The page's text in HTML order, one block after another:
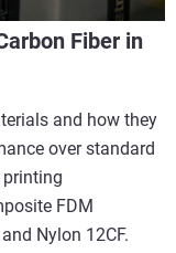
Fiber in
and how they
over standard
FDM
Nylon 12CF.